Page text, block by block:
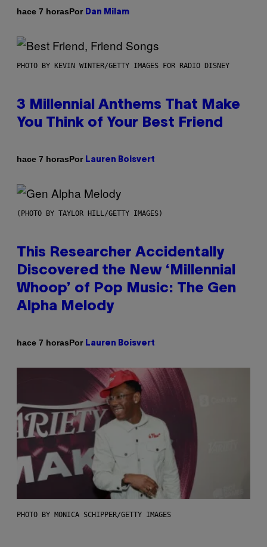
hace 7 horasPor Dan Milam
PHOTO BY KEVIN WINTER/GETTY IMAGES FOR RADIO DISNEY
3 Millennial Anthems That Make
You Think of Your Best Friend
hace 7 horasPor Lauren Boisvert
(PHOTO BY TAYLOR HILL/GETTY IMAGES)
This Researcher Accidentally
Discovered the New ‘Millennial
Whoop’ of Pop Music: The Gen
Alpha Melody
hace 7 horasPor Lauren Boisvert
PHOTO BY MONICA SCHIPPER/GETTY IMAGES